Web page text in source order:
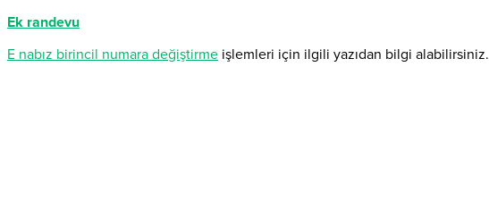
Ek randevu
E nabız birincil numara değiştirme işlemleri için ilgili yazıdan bilgi alabilirsiniz.